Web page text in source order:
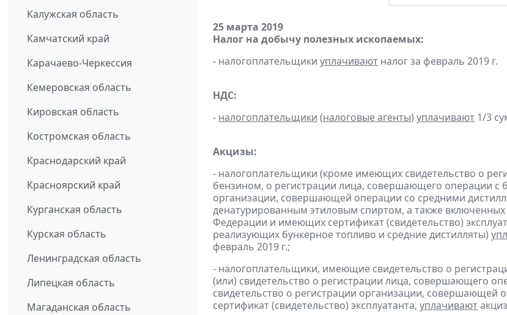
Калужская область
Камчатский край
Карачаево-Черкессия
Кемеровская область
Кировская область
Костромская область
Краснодарский край
Красноярский край
Курганская область
Курская область
Ленинградская область
Липецкая область
Магаданская область
25 марта 2019
Налог на добычу полезных ископаемых:
- налогоплательщики уплачивают налог за февраль 2019 г.
НДС:
- налогоплательщики (налоговые агенты) уплачивают 1/3
Акцизы:
- налогоплательщики (кроме имеющих свидетельство о
бензином, о регистрации лица, совершающего операции с
организации, совершающей операции со средними
денатурированным этиловым спиртом, а также включенных
Федерации и имеющих сертификат (свидетельство)
реализующих бункерное топливо и средние дистилляты)
февраль 2019 г.;
- налогоплательщики, имеющие свидетельство о
(или) свидетельство о регистрации лица, совершающего
свидетельство о регистрации организации,
сертификат (свидетельство) эксплуатанта, уплачивают